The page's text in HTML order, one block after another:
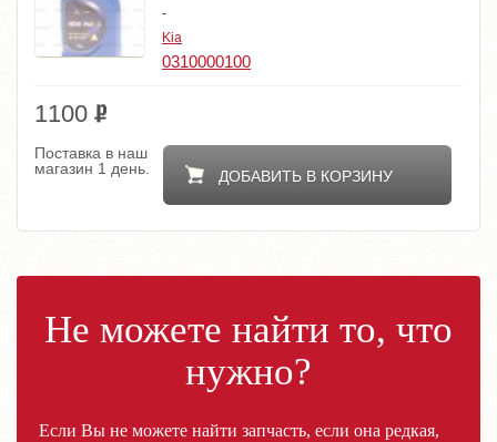
-
Kia
0310000100
1100
ДОБАВИТЬ В КОРЗИНУ
Поставка в наш
магазин 1 день.
Не можете найти то, что
нужно?
Если Вы не можете найти запчасть, если она редкая,